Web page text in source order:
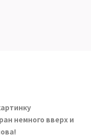
немного вверх и